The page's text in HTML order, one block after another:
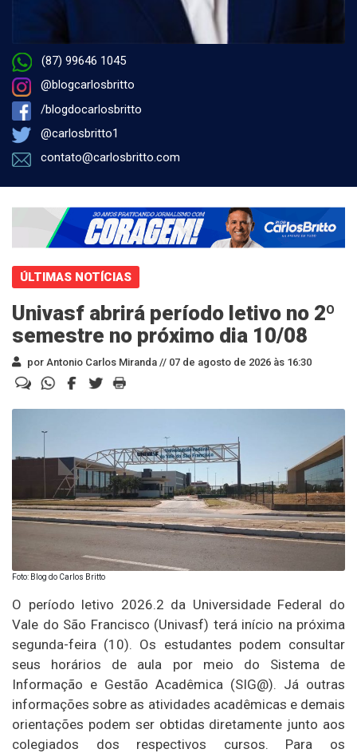
(87) 99646 1045
@blogcarlosbritto
/blogdocarlosbritto
@carlosbritto1
contato@carlosbritto.com
ÚLTIMAS NOTÍCIAS
Univasf abrirá período letivo no 2º
semestre no próximo dia 10/08
por Antonio Carlos Miranda // 07 de agosto de 2026 às 16:30
Foto: Blog do Carlos Britto
O período letivo 2026.2 da Universidade Federal do
Vale do São Francisco (Univasf) terá início na próxima
segunda-feira (10). Os estudantes podem consultar
seus horários de aula por meio do Sistema de
Informação e Gestão Acadêmica (SIG@). Já outras
informações sobre as atividades acadêmicas e demais
orientações podem ser obtidas diretamente junto aos
colegiados dos respectivos cursos. Para os